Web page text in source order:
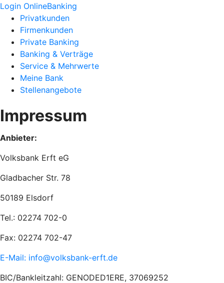
Login OnlineBanking
Privatkunden
Firmenkunden
Private Banking
Banking & Verträge
Service & Mehrwerte
Meine Bank
Stellenangebote
Impressum
Anbieter:
Volksbank Erft eG
Gladbacher Str. 78
50189 Elsdorf
Tel.: 02274 702-0
Fax: 02274 702-47
E-Mail: info@volksbank-erft.de
BIC/Bankleitzahl: GENODED1ERE, 37069252